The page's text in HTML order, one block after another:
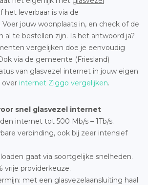
het leverbaar is via de
jouw woonplaats in, en check of de
al te bestellen zijn. Is het antwoord ja?
vergelijken doe je eenvoudig
via de gemeente (Friesland)
van glasvezel internet in jouw eigen
over internet Ziggo vergelijken.
snel glasvezel internet
internet tot 500 Mb/s – 1Tb/s.
verbinding, ook bij zeer intensief
gaat via soortgelijke snelheden.
vrije providerkeuze.
met een glasvezelaansluiting haal